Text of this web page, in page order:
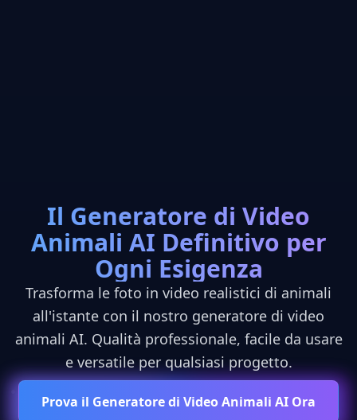
Il Generatore di Video
Animali AI Definitivo per
Ogni Esigenza
Trasforma le foto in video realistici di animali
all'istante con il nostro generatore di video
animali AI. Qualità professionale, facile da usare
e versatile per qualsiasi progetto.
Prova il Generatore di Video Animali AI Ora